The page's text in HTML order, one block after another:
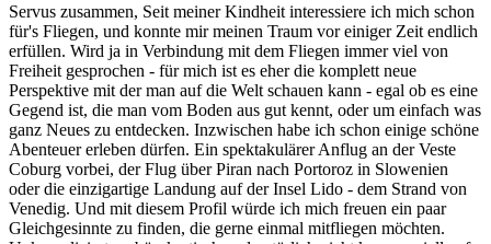
Servus zusammen, Seit meiner Kindheit interessiere ich mich schon
für's Fliegen, und konnte mir meinen Traum vor einiger Zeit endlich
erfüllen. Wird ja in Verbindung mit dem Fliegen immer viel von
Freiheit gesprochen - für mich ist es eher die komplett neue
Perspektive mit der man auf die Welt schauen kann - egal ob es eine
Gegend ist, die man vom Boden aus gut kennt, oder um einfach was
ganz Neues zu entdecken. Inzwischen habe ich schon einige schöne
Abenteuer erleben dürfen. Ein spektakulärer Anflug an der Veste
Coburg vorbei, der Flug über Piran nach Portoroz in Slowenien
oder die einzigartige Landung auf der Insel Lido - dem Strand von
Venedig. Und mit diesem Profil würde ich mich freuen ein paar
Gleichgesinnte zu finden, die gerne einmal mitfliegen möchten.